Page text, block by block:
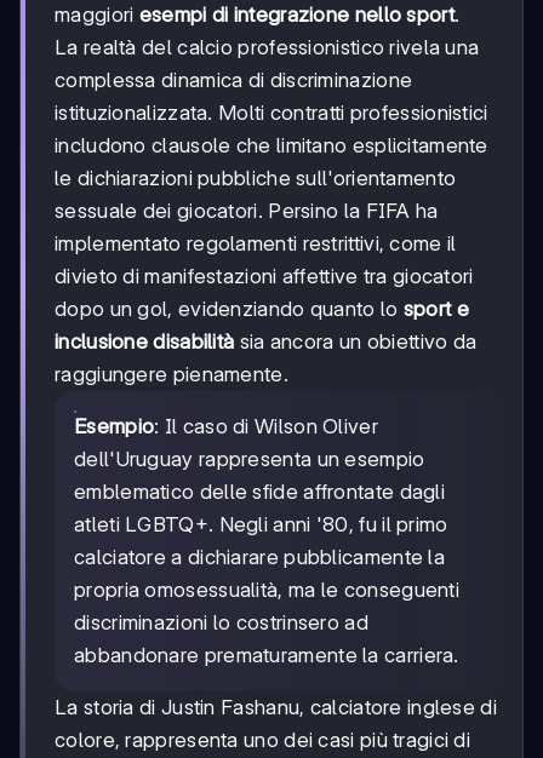
maggiori esempi di integrazione nello sport.
La realtà del calcio professionistico rivela una
complessa dinamica di discriminazione
istituzionalizzata. Molti contratti professionistici
includono clausole che limitano esplicitamente
le dichiarazioni pubbliche sull'orientamento
sessuale dei giocatori. Persino la FIFA ha
implementato regolamenti restrittivi, come il
divieto di manifestazioni affettive tra giocatori
dopo un gol, evidenziando quanto lo sport e
inclusione disabilità sia ancora un obiettivo da
raggiungere pienamente.
Esempio: Il caso di Wilson Oliver
dell'Uruguay rappresenta un esempio
emblematico delle sfide affrontate dagli
atleti LGBTQ+. Negli anni '80, fu il primo
calciatore a dichiarare pubblicamente la
propria omosessualità, ma le conseguenti
discriminazioni lo costrinsero ad
abbandonare prematuramente la carriera.
La storia di Justin Fashanu, calciatore inglese di
colore, rappresenta uno dei casi più tragici di